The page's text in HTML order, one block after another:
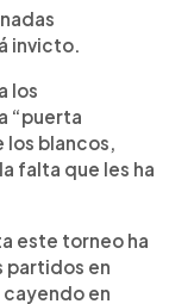
invicto.
los
“puerta
los blancos,
falta que les ha
este torneo ha
partidos en
cayendo en